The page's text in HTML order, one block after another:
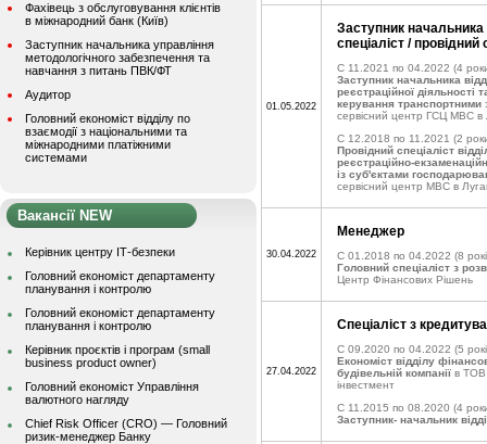
Фахівець з обслуговування клієнтів
в міжнародний банк (Київ)
Заступник начальника управління
методологічного забезпечення та
навчання з питань ПВК/ФТ
Аудитор
Головний економіст відділу по
взаємодії з національними та
міжнародними платіжними
системами
Вакансії NEW
Керівник центру ІТ-безпеки
Головний економіст департаменту
планування і контролю
Головний економіст департаменту
планування і контролю
Керівник проєктів і програм (small
business product owner)
Головний економіст Управління
валютного нагляду
Chief Risk Officer (CRO) — Головний
ризик-менеджер Банку
01.05.2022
Заступник начальника
спеціаліст / провідний
C 11.2021 по 04.2022 (4
Заступник начальника
реєстраційної діяльності
керування транспортними
сервісний центр ГСЦ МВС в
C 12.2018 по 11.2021 (2
Провідний спеціаліст
реєстраційно-
із суб'єктами
сервісний центр МВС в
30.04.2022
Менеджер
C 01.2018 по 04.2022 (8
Головний спеціаліст з
Центр Фінансових Рішень
27.04.2022
Спеціаліст з
C 09.2020 по 04.2022 (5
Економіст відділу
будівельній компанії в
інвестмент
C 11.2015 по 08.2020 (4
Заступник- начальник